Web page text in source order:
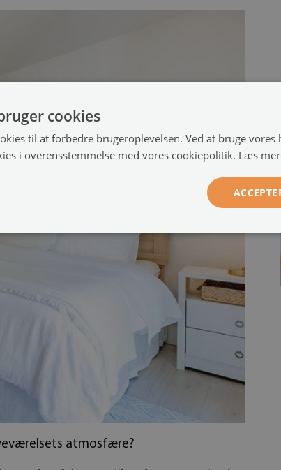
atmosfære?
cookies
til at forbedre brugeroplevelsen. Ved at bruge vores
i overensstemmelse med vores cookiepolitik. Læs